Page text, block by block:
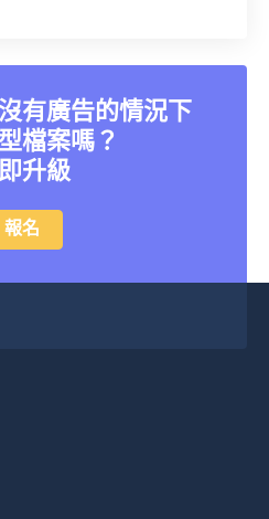
有廣告的情況下
檔案嗎？
升級
報名